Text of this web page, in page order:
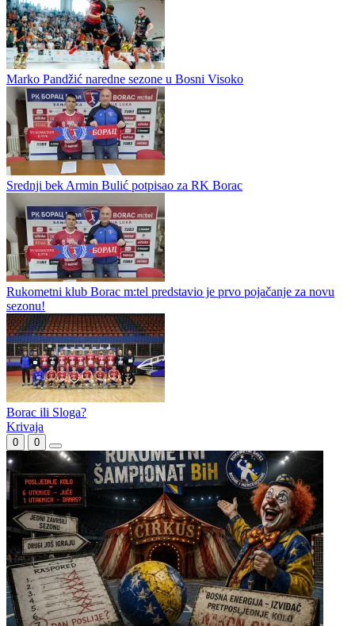
Borac kreće u pripreme za sezonu 2026/27
Rukometni klub Borac u ponedjeljak započinje pripreme za novi
takmičarski ciklus i ulazi u sezonu 2026/27 sa jasnim ambicijama na
domaćoj i evropskoj sceni. Prvo okupljanje zakazano je za...
Sloga dovela tri nova igrača i trenera
Marko Pandžić naredne sezone u Bosni Visoko
Srednji bek Armin Bulić potpisao za RK Borac
Rukometni klub Borac m:tel predstavio je prvo pojačanje za novu
sezonu!